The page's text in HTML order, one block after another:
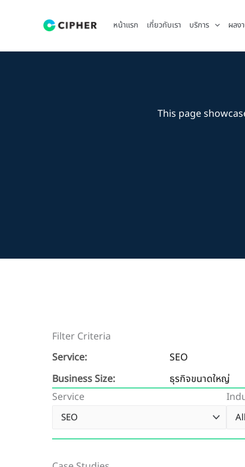
หน้าแรก เกี่ยวกับเรา บริการ ผลง
This page
Filter Criteria
Service:
SEO
Business Size:
ธุรกิจขนาดใหญ่
Service